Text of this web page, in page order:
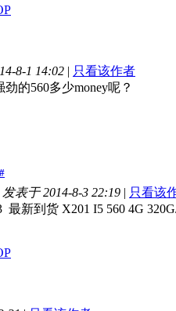
8-1 14:02 | 只看该作者
的560多少money呢？
#
发表于 2014-8-3 22:19 | 只看该
最新到货 X201 I5 560 4G